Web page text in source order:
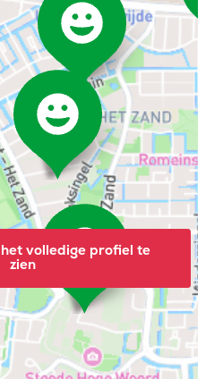
volledige profiel te
zien